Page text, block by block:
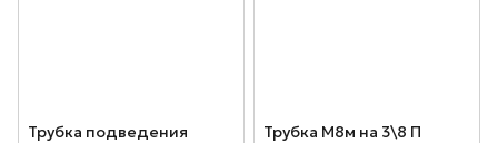
Трубка подведения
Трубка М8м на 3\8 П